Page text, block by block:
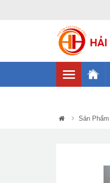
Sản Phẩm